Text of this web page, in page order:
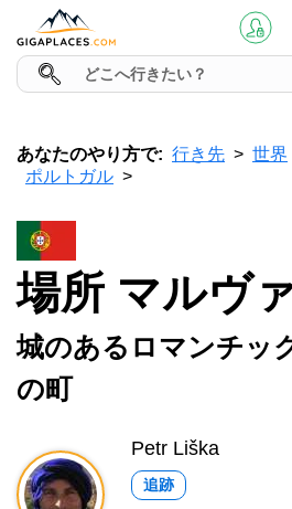
あなたのやり方で: 行き先 世界
ポルトガル
場所 マルヴ
城のあるロマンチッ
の町
Petr Liška
追跡